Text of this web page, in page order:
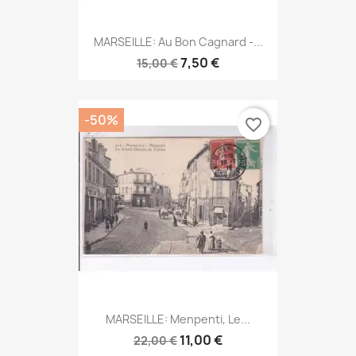
MARSEILLE: Au Bon Cagnard -...
15,00 €7,50 €
MARSEILLE: Menpenti, Le...
22,00 € 11,00 €
-50% favorite_border